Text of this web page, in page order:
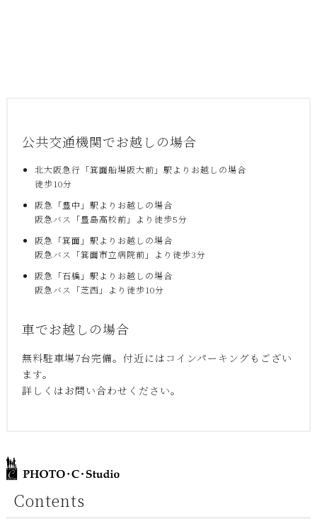
公共交通機関でお越しの場合
北大阪急行「箕面船場阪大前」駅よりお越しの場合
徒歩10分
阪急「豊中」駅よりお越しの場合
阪急バス「豊島高校前」より徒歩5分
阪急「箕面」駅よりお越しの場合
阪急バス「箕面市立病院前」より徒歩3分
阪急「石橋」駅よりお越しの場合
阪急バス「芝西」より徒歩10分
車でお越しの場合
無料駐車場7台完備。付近にはコインパーキングもござい
ます。
詳しくはお問い合わせください。
Contents